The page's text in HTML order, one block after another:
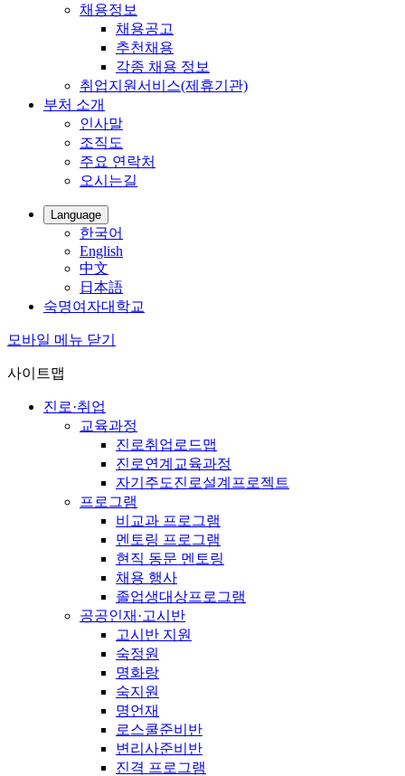
채용정보
채용공고
추천채용
각종 채용 정보
취업지원서비스(제휴기관)
부처 소개
인사말
조직도
주요 연락처
오시는길
Language
한국어
English
中文
日本語
숙명여자대학교
모바일 메뉴 닫기
사이트맵
진로·취업
교육과정
진로취업로드맵
진로연계교육과정
자기주도진로설계프로젝트
프로그램
비교과 프로그램
멘토링 프로그램
현직 동문 멘토링
채용 행사
졸업생대상프로그램
공공인재·고시반
고시반 지원
숙정원
명화랑
숙지원
명언재
로스쿨준비반
변리사준비반
진격 프로그램